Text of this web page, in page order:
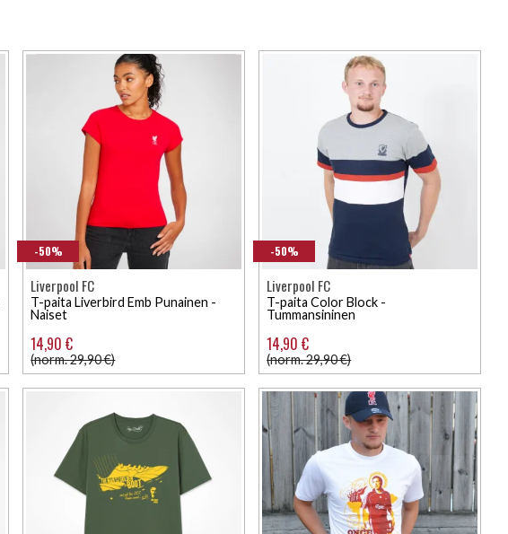
-50%
Liverpool FC
T-paita Liverbird Emb Punainen -
Naiset
14,90 €
(norm. 29,90 €)
-50%
Liverpool FC
T-paita Color Block -
Tummansininen
14,90 €
(norm. 29,90 €)